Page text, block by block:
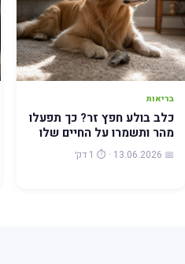
בריאות
כלב בולע חפץ זר? כך תפעלו
מהר ותשמרו על החיים שלו
📅 13.06.2026 · ⏱️ 1 דק׳